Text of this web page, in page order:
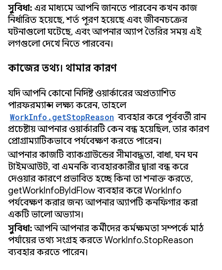
সুবিধা: এর মাধ্যমে আপনি জানতে পারবেন কখন কাজ
নির্ধারিত হয়েছে, শর্ত পূরণ হয়েছে এবং জীবনচক্রের
ঘটনাগুলো ঘটেছে, এবং আপনার অ্যাপ তৈরির সময় এই
লগগুলো দেখে নিতে পারবেন।
কাজের তথ্য। থামার কারণ
যদি আপনি কোনো নির্দিষ্ট ওয়ার্কারের অপ্রত্যাশিত
পারফরম্যান্স লক্ষ্য করেন, তাহলে
WorkInfo.getStopReason ব্যবহার করে পূর্ববর্তী রান
প্রচেষ্টায় আপনার ওয়ার্কারটি কেন বন্ধ হয়েছিল, তার কারণ
প্রোগ্রাম্যাটিকভাবে পর্যবেক্ষণ করতে পারেন।
আপনার কাজটি ব্যাকগ্রাউন্ডের সীমাবদ্ধতা, বাধা, ঘন ঘন
টাইমআউট, বা এমনকি ব্যবহারকারীর দ্বারা বন্ধ করে
দেওয়ার কারণে প্রভাবিত হচ্ছে কিনা তা শনাক্ত করতে,
getWorkInfoByIdFlow ব্যবহার করে WorkInfo
পর্যবেক্ষণ করার জন্য আপনার অ্যাপটি কনফিগার করা
একটি ভালো অভ্যাস।
সুবিধা:আপনি আপনার কর্মীদের কর্মক্ষমতা সম্পর্কে মাঠ
পর্যায়ের তথ্য সংগ্রহ করতে WorkInfo.StopReason
ব্যবহার করতে পারেন।